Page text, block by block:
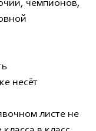
чемпионов,
несёт
листе не